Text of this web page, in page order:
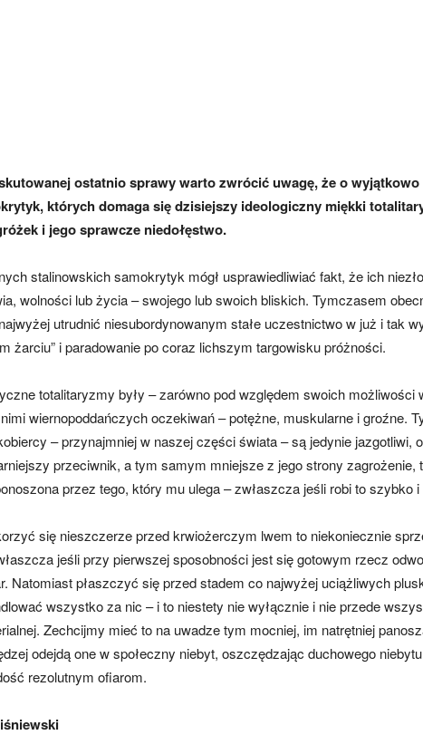
ostatnio sprawy warto zwrócić uwagę, że o wyjątkowo
których domaga się dzisiejszy ideologiczny miękki
i jego sprawcze niedołęstwo.
stalinowskich samokrytyk mógł usprawiedliwiać fakt, że ich
wolności lub życia – swojego lub swoich bliskich. Tymczasem
utrudnić niesubordynowanym stałe uczestnictwo w już i tak
żarciu” i paradowanie po coraz lichszym targowisku próżności.
totalitaryzmy były – zarówno pod względem swoich możliwości
wiernopoddańczych oczekiwań – potężne, muskularne i groźne.
– przynajmniej w naszej części świata – są jedynie jazgotliwi,
przeciwnik, a tym samym mniejsze z jego strony zagrożenie,
przez tego, który mu ulega – zwłaszcza jeśli robi to szybko i
się nieszczerze przed krwiożerczym lwem to niekoniecznie
jeśli przy pierwszej sposobności jest się gotowym rzecz
Natomiast płaszczyć się przed stadem co najwyżej uciążliwych
wszystko za nic – i to niestety nie wyłącznie i nie przede
Zechcijmy mieć to na uwadze tym mocniej, im natrętniej
odejdą one w społeczny niebyt, oszczędzając duchowego
rezolutnym ofiarom.